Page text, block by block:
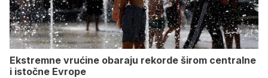
Ekstremne vrućine obaraju rekorde širom centralne
i istočne Evrope